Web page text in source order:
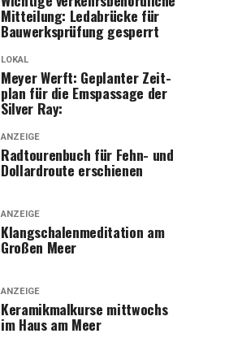
Mit­tei­lung: Leda­brü­cke für
Bau­werks­prü­fung gesperrt
LOKAL
Mey­er Werft: Geplan­ter Zeit­
plan für die Ems­pas­sa­ge der
Sil­ver Ray:
ANZEIGE
Rad­tou­ren­buch für Fehn- und
Dol­lard­rou­te erschienen
ANZEIGE
Klang­scha­len­me­di­ta­ti­on am
Gro­ßen Meer
ANZEIGE
Kera­mik­mal­kur­se mitt­wochs
im Haus am Meer